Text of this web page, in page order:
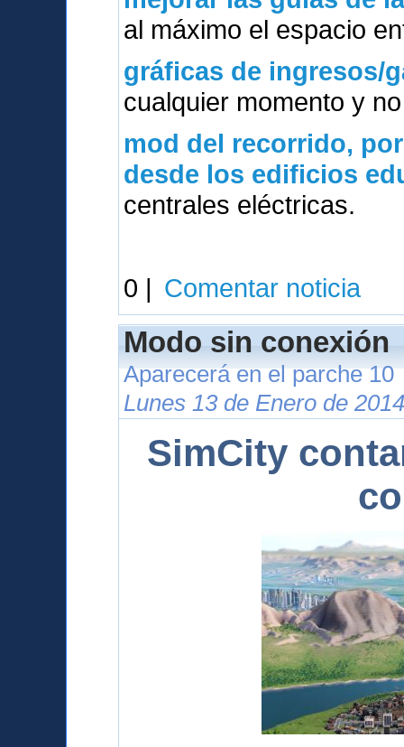
al máximo el espacio
gráficas de ingresos/
cualquier momento y
mod del recorrido,
desde los edificios
centrales eléctricas.
0 | Comentar noticia
Modo sin conexión
Aparecerá en el parche 10
Lunes 13 de Enero de
SimCity